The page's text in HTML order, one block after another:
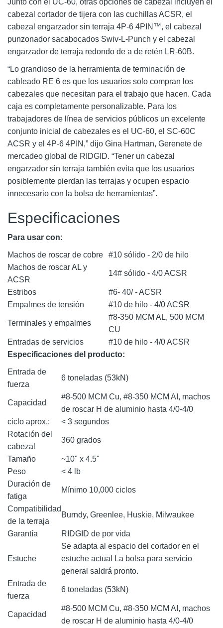
cabezal cortador de tijera con las cuchillas ACSR, el
cabezal engarzador sin terraja 4P-6 4PIN™, el cabezal
punzonador sacabocados Swiv-L-Punch y el cabezal
engarzador de terraja redondo de a de retén LR-60B.
“Lo grandioso de la herramienta de terminación de
cableado RE 6 es que los usuarios solo compran los
cabezales que necesitan para el trabajo que hacen. Cada
caja es completamente personalizable. Para los
trabajadores de línea de servicios públicos un excelente
conjunto inicial de cabezales es el UC-60, el SC-60C
ACSR y el 4P-6 4PIN,” dijo Gina Hartman, Gerenete de
mercadeo global de RIDGID. “Tener un cabezal
engarzador sin terraja también evita que los usuarios
posiblemente pierdan las terrajas y ocupen espacio
innecesario con la bolsa de herramientas”.
Especificaciones
Para usar con:
Machos de roscar de cobre
#10 sólido - 2/0 de hilo
Machos de roscar AL y
ACSR
14# sólido - 4/0 ACSR
Estribos
#6- 40/ - ACSR
Empalmes de tensión
#10 de hilo - 4/0 ACSR
Terminales y empalmes
#8-350 MCM AL, 500 MCM
CU
Entradas de servicios
#10 de hilo - 4/0 ACSR
Especificaciones del producto:
Entrada de
fuerza
6 toneladas (53kN)
Capacidad
#8-500 MCM Cu, #8-350 MCM AI, machos
de roscar H de aluminio hasta 4/0-4/0
ciclo aprox.:
< 3 segundos
Rotación del
cabezal
360 grados
Tamaño
~10" x 4.5"
Peso
< 4 lb
Duración de
fatiga
Mínimo 10,000 ciclos
Compatibilidad
de la terraja
Burndy, Greenlee, Huskie, Milwaukee
Garantía RIDGID de por vida
Estuche
Se adapta al espacio del cortador en el
estuche actual La bolsa para servicio
general saldrá pronto.
Entrada de
fuerza
6 toneladas (53kN)
Capacidad
#8-500 MCM Cu, #8-350 MCM AI, machos
de roscar H de aluminio hasta 4/0-4/0